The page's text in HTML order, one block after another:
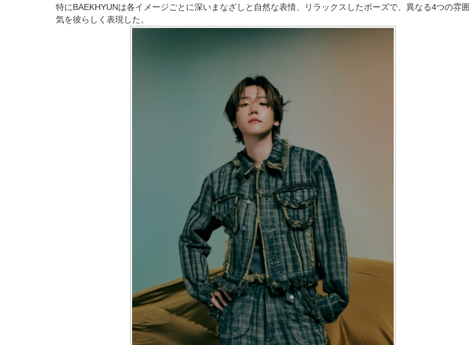
特にBAEKHYUNは各イメージごとに深いまなざしと自然な表情、リラックスしたポーズで、異なる4つの雰囲
気を彼らしく表現した。